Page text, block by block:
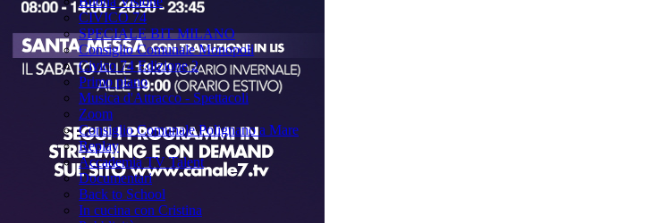
CIVICO 74
SPECIALE BIT MILANO
Consiglio Comunale Monopoli
Civico 74 Edizione 2
Primo piano
Musica d'Attracco - Spettacoli
Zoom
Consiglio Comunale Polignano a Mare
Replay
Accademia TV Talent
Documentari
Back to School
In cucina con Cristina